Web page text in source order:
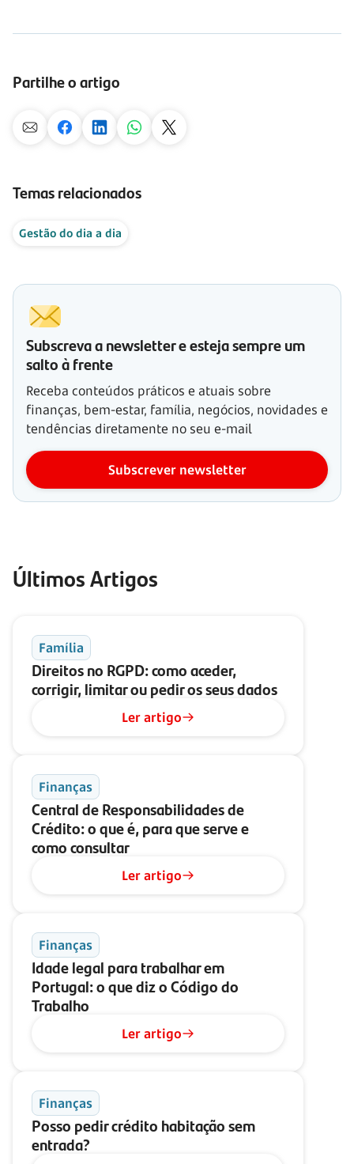
Partilhe o artigo
Temas relacionados
Gestão do dia a dia
Subscreva a newsletter e esteja sempre um
salto à frente
Receba conteúdos práticos e atuais sobre
finanças, bem-estar, família, negócios, novidades e
tendências diretamente no seu e-mail
Subscrever newsletter
Últimos Artigos
Família
Direitos no RGPD: como aceder,
corrigir, limitar ou pedir os seus dados
Ler artigo
Finanças
Central de Responsabilidades de
Crédito: o que é, para que serve e
como consultar
Ler artigo
Finanças
Idade legal para trabalhar em
Portugal: o que diz o Código do
Trabalho
Ler artigo
Finanças
Posso pedir crédito habitação sem
entrada?